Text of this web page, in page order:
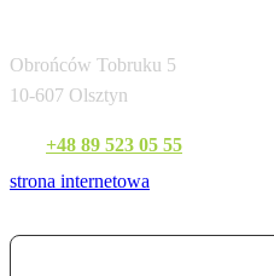
Obrońców Tobruku 5
10-607 Olsztyn
+48 89 523 05 55
strona internetowa